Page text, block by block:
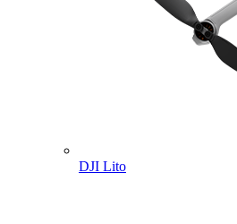
DJI Lito